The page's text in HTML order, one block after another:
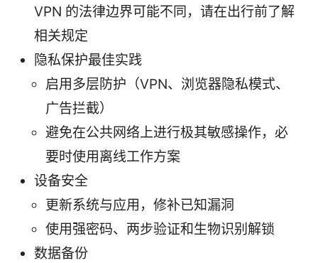
VPN 的法律边界可能不同，请在出行前了解
相关规定
隐私保护最佳实践
启用多层防护（VPN、浏览器隐私模式、
广告拦截）
避免在公共网络上进行极其敏感操作，必
要时使用离线工作方案
设备安全
更新系统与应用，修补已知漏洞
使用强密码、两步验证和生物识别解锁
数据备份